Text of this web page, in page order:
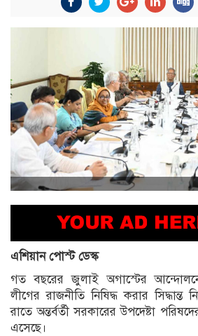
এশিয়ান পোস্ট ডেস্ক
গত বছরের জুলাই অগাস্টের
লীগের রাজনীতি নিষিদ্ধ করার সিদ্ধান্ত
রাতে অন্তর্বর্তী সরকারের উপদেষ্টা
এসেছে।